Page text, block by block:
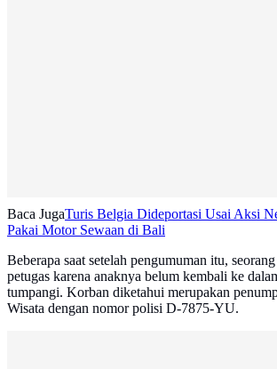
Baca JugaTuris Belgia Dideportasi Usai Aksi
Pakai Motor Sewaan di Bali
Beberapa saat setelah pengumuman itu,
petugas karena anaknya belum kembali ke
tumpangi. Korban diketahui merupakan
Wisata dengan nomor polisi D-7875-YU.